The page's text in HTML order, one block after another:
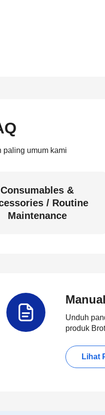
paling umum kami
Consumables &
/ Routine
Maintenance
Unduh
produk
Lihat